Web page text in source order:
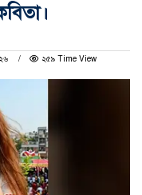
২৫৯ Time View